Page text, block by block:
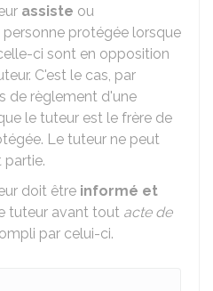
assiste ou
personne protégée lorsque
ci sont en opposition
C'est le cas, par
de règlement d'une
le tuteur est le frère de
Le tuteur ne peut
partie.
doit être informé et
tuteur avant tout acte de
par celui-ci.